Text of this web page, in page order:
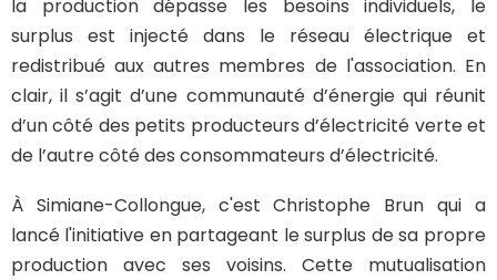
la production dépasse les besoins individuels, le
surplus est injecté dans le réseau électrique et
redistribué aux autres membres de l'association. En
clair, il s’agit d’une communauté d’énergie qui réunit
d’un côté des petits producteurs d’électricité verte et
de l’autre côté des consommateurs d’électricité.
À Simiane-Collongue, c'est Christophe Brun qui a
lancé l'initiative en partageant le surplus de sa propre
production avec ses voisins. Cette mutualisation